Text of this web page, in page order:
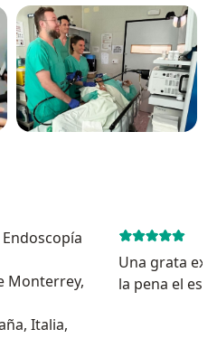
Monterrey,
Italia,
Una grata
la pena el